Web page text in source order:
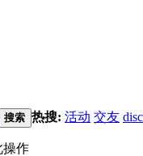
搜索 热搜: 活动 交友
操作